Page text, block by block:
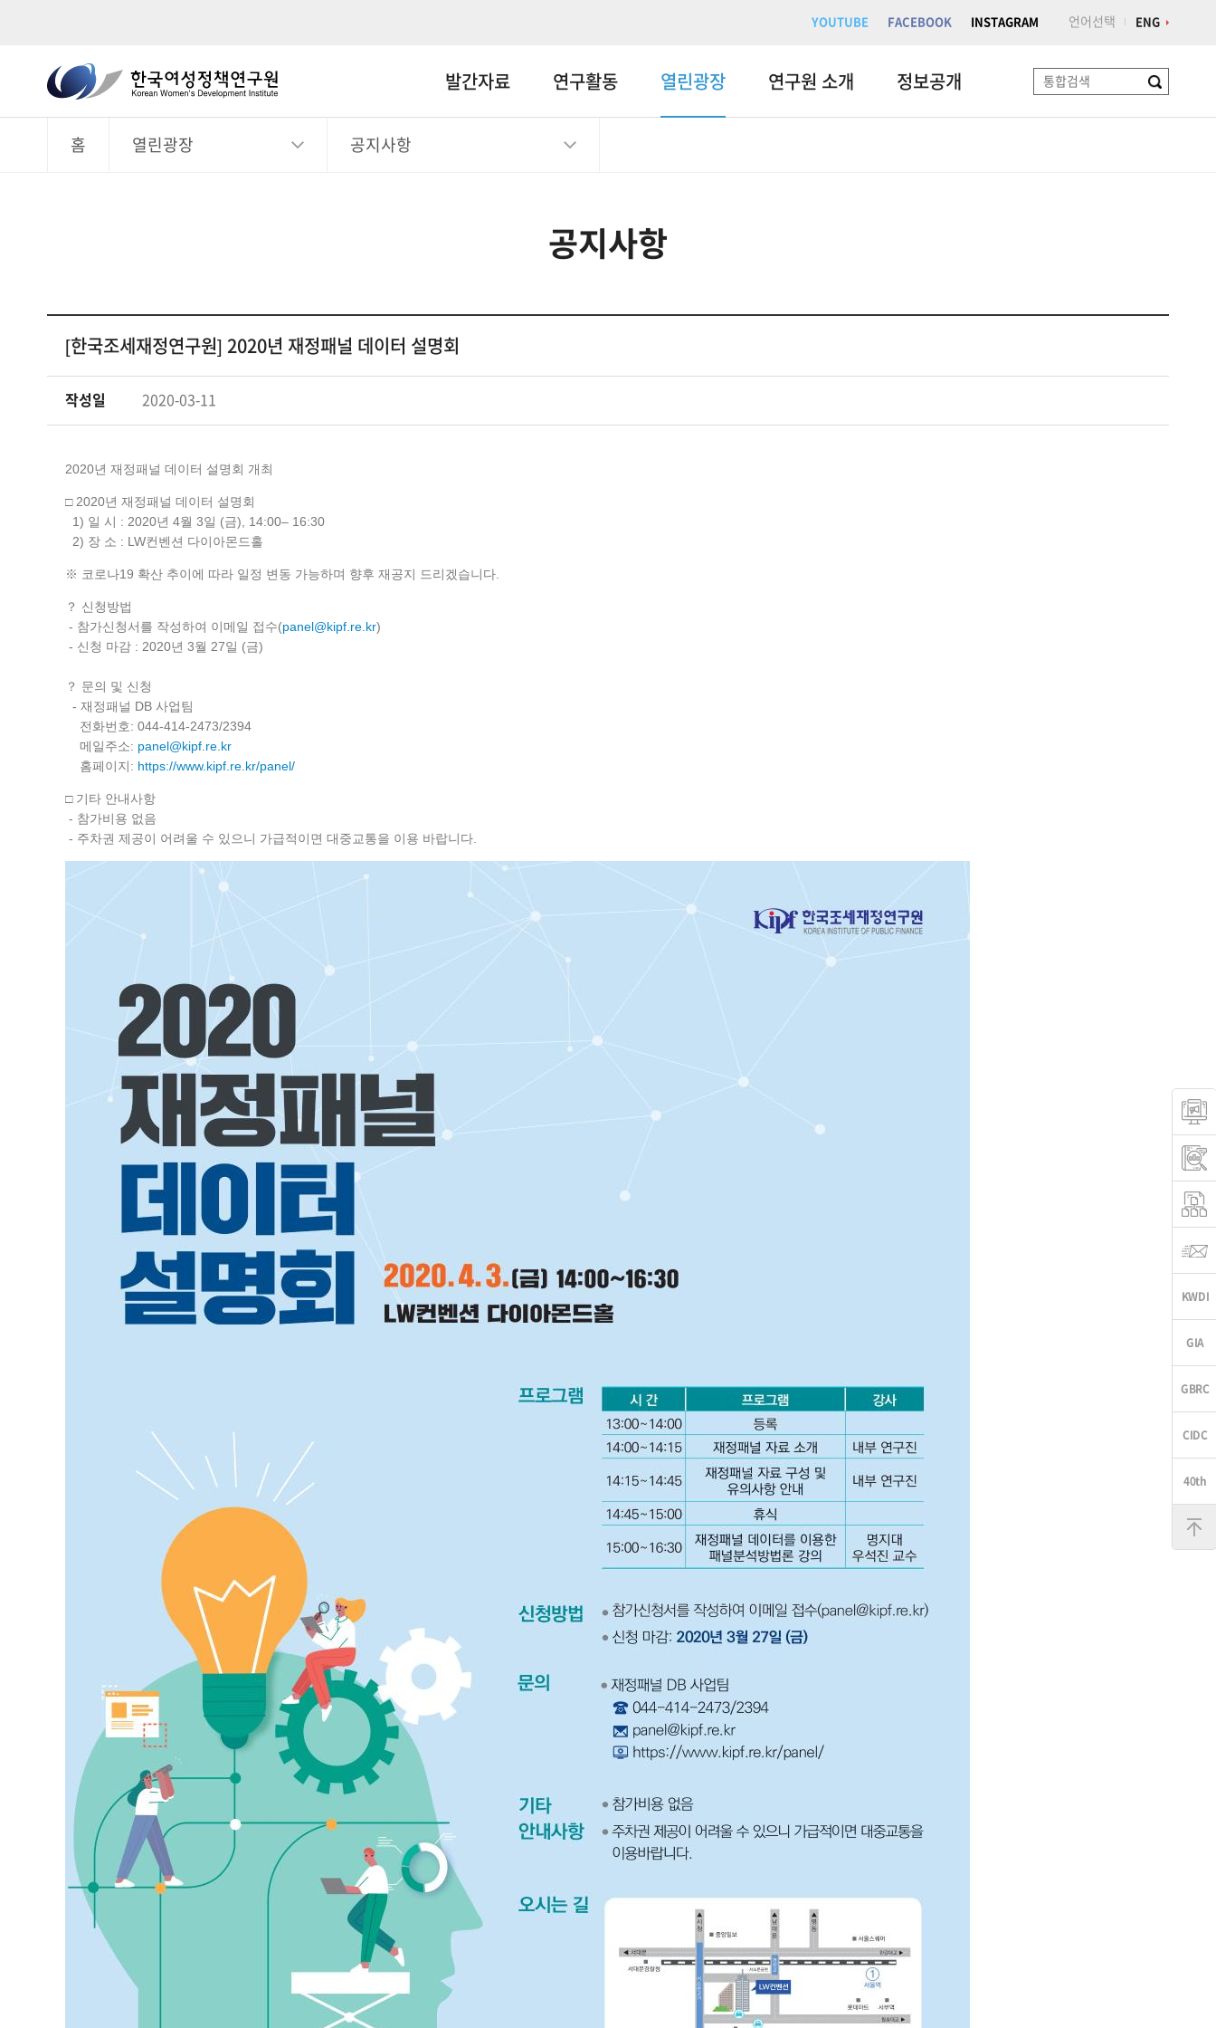
YOUTUBE FACEBOOK INSTAGRAM 언어선택 ENG
한
국
여
Development
Institute
검
체
발간자료 연구활동 열린광장 연구원 소개 정보공개
홈 열린광장 공지사항
공지사항
[한국조세재정연구원] 2020년 재정패널 데이터 설명회
작성일 2020-03-11
2020년 재정패널 데이터 설명회 개최
□ 2020년 재정패널 데이터 설명회
1) 일 시 : 2020년 4월 3일 (금), 14:00– 16:30
2) 장 소 : LW컨벤션 다이아몬드홀
※ 코로나19 확산 추이에 따라 일정 변동 가능하며 향후 재공지 드리겠습니다.
？ 신청방법
- 참가신청서를 작성하여 이메일 접수(panel@kipf.re.kr)
- 신청 마감 : 2020년 3월 27일 (금)
？ 문의 및 신청
- 재정패널 DB 사업팀
전화번호: 044-414-2473/2394
메일주소: panel@kipf.re.kr
홈페이지: https://www.kipf.re.kr/panel/
□ 기타 안내사항
- 참가비용 없음
- 주차권 제공이 어려울 수 있으니 가급적이면 대중교통을 이용 바랍니다.